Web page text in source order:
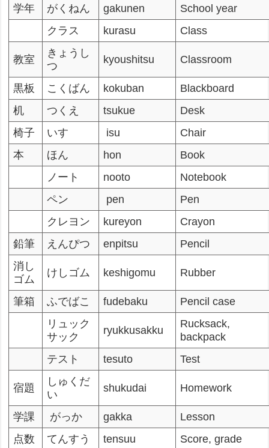
学年
がくねん gakunen
School year
クラス
kurasu Class
教室
きょうし
つ
kyoushitsu Classroom
黒板 こくばん kokuban
Blackboard
机
つくえ tsukue
Desk
椅子
いす isu
Chair
本
ほん hon
Book
ノート
nooto
Notebook
ペン
pen
Pen
クレヨン
kureyon
Crayon
鉛筆
えんぴつ enpitsu
Pencil
消し
ゴム
けしゴム keshigomu Rubber
筆箱 ふでばこ fudebaku
Pencil case
リュック
サック
ryukkusakku
Rucksack,
backpack
テスト
tesuto Test
宿題
しゅくだ
い
shukudai Homework
学課 がっか gakka
Lesson
点数
てんすう tensuu
Score, grade